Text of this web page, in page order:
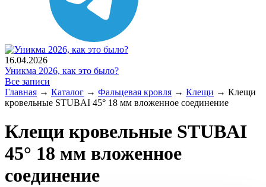
16.04.2026
Уникма 2026, как это было?
Все записи
Главная → Каталог → Фальцевая кровля → Клещи → Клещи
кровельные STUBAI 45° 18 мм вложенное соединение
Клещи кровельные STUBAI
45° 18 мм вложенное
соединение